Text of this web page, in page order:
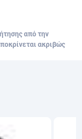
από την
ακριβώς